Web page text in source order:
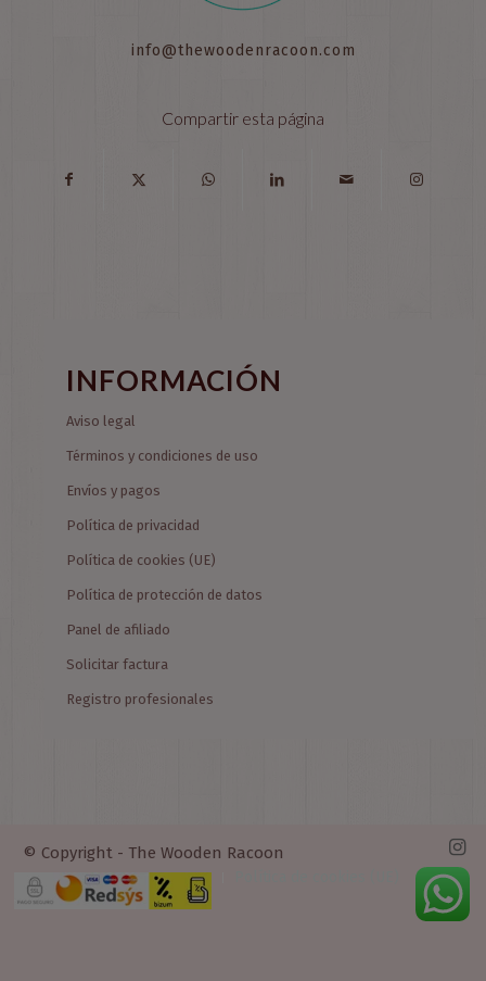
info@thewoodenracoon.com
Compartir esta página
INFORMACIÓN
Aviso legal
Términos y condiciones de uso
Envíos y pagos
Política de privacidad
Política de cookies (UE)
Política de protección de datos
Panel de afiliado
Solicitar factura
Registro profesionales
© Copyright - The Wooden Racoon